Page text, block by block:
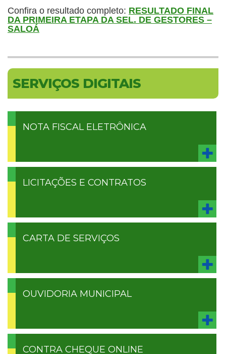
Confira o resultado completo: RESULTADO FINAL
DA PRIMEIRA ETAPA DA SEL. DE GESTORES –
SALOÁ
SERVIÇOS DIGITAIS
NOTA FISCAL ELETRÔNICA
LICITAÇÕES E CONTRATOS
CARTA DE SERVIÇOS
OUVIDORIA MUNICIPAL
CONTRA CHEQUE ONLINE